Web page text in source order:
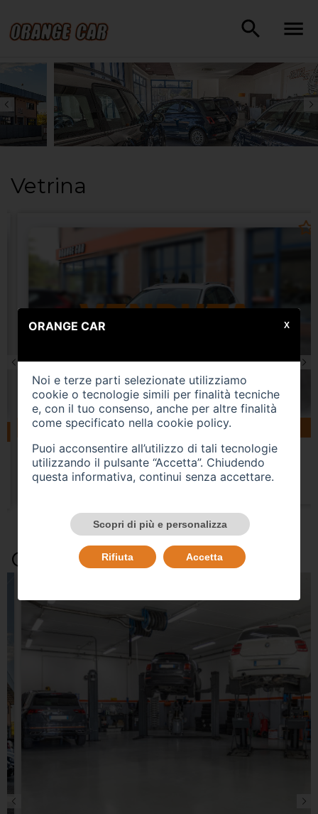
Vetrina
160183 km gasolio 04/2019
VOLKSWAGEN Tiguan 2ª serie
USATO
Prezzo 15.500,00 €
Occasioni e Notizie
ORANGE CAR
Noi e terze parti selezionate utilizziamo
cookie o tecnologie simili per finalità tecniche
e, con il tuo consenso, anche per altre finalità
come specificato nella cookie policy.
Puoi acconsentire all’utilizzo di tali tecnologie
utilizzando il pulsante “Accetta”. Chiudendo
questa informativa, continui senza accettare.
Scopri di più e personalizza
Rifiuta Accetta
X